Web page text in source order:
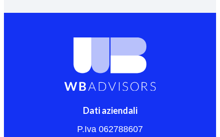
Dati aziendali
P.Iva 062788607